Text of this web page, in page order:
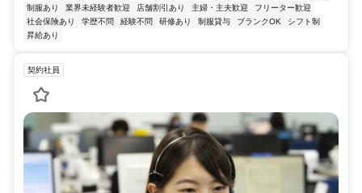
制服あり 業界未経験者歓迎 店舗割引あり 主婦・主夫歓迎
フリーター歓迎
社会保険あり
学歴不問 経験不問 研修あり 制服貸与 ブランクOK
シフト制
昇給あり
契約社員